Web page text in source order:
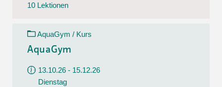
10 Lektionen
AquaGym / Kurs
AquaGym
13.10.26 - 15.12.26
Dienstag